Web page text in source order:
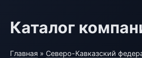
Каталог
Главная » Северо-Кавказский